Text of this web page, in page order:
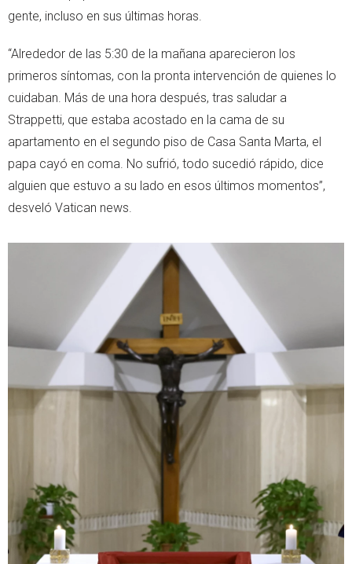
gente, incluso en sus últimas horas.
“Alrededor de las 5:30 de la mañana aparecieron los
primeros síntomas, con la pronta intervención de quienes lo
cuidaban. Más de una hora después, tras saludar a
Strappetti, que estaba acostado en la cama de su
apartamento en el segundo piso de Casa Santa Marta, el
papa cayó en coma. No sufrió, todo sucedió rápido, dice
alguien que estuvo a su lado en esos últimos momentos”,
desveló Vatican news.